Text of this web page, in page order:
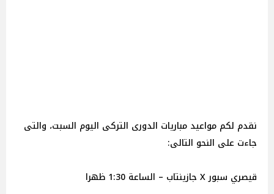
نقدم لكم مواعيد مباريات الدورى التركى اليوم السبت، والتى
جاءت على النحو التالى:
قيصري سبور X جازينتاب – الساعة 1:30 ظهرا